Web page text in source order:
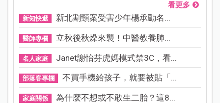
看更多
新知快遞 新北割頸案受害少年楊承勳名...
醫師專欄 立秋後秋燥來襲！中醫教養肺...
名人家庭 Janet謝怡芬虎媽模式禁3C，看...
部落客專欄 不買手機給孩子，就要被貼「...
家庭關係 為什麼不想或不敢生二胎？這8...